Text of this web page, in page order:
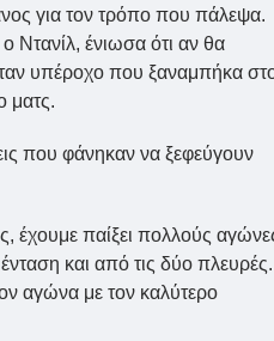
για τον τρόπο που πάλεψα.
Ντανίλ, ένιωσα ότι αν θα
υπέροχο που ξαναμπήκα
ματς.
που φάνηκαν να ξεφεύγουν
έχουμε παίξει πολλούς
και από τις δύο πλευρές.
αγώνα με τον καλύτερο